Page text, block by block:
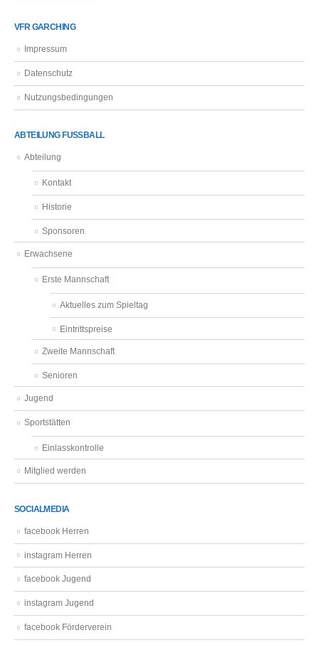
VFR GARCHING
Impressum
Datenschutz
Nutzungsbedingungen
ABTEILUNG FUSSBALL
Abteilung
Kontakt
Historie
Sponsoren
Erwachsene
Erste Mannschaft
Aktuelles zum Spieltag
Eintrittspreise
Zweite Mannschaft
Senioren
Jugend
Sportstätten
Einlasskontrolle
Mitglied werden
SOCIALMEDIA
facebook Herren
instagram Herren
facebook Jugend
instagram Jugend
facebook Förderverein